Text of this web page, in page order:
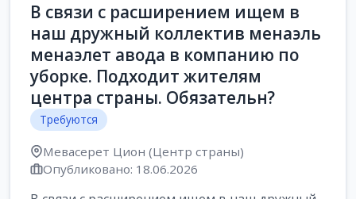
В связи с расширением ищем в
наш дружный коллектив менаэль
менаэлет авода в компанию по
уборке. Подходит жителям
центра страны. Обязательн?
Требуются
Мевасерет Цион (Центр страны)
Опубликовано: 18.06.2026